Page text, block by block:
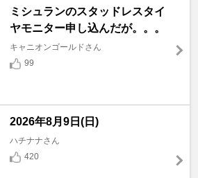
ミシュランのスタッドレスタイ
ヤモニター申し込んだが。。。
キャニオンゴールドさん
99
2026年8月9日(日)
ハチナナさん
420